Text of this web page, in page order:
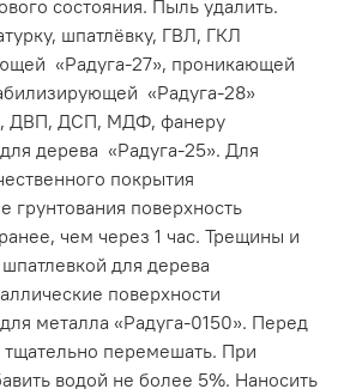
состояния. Пыль удалить.
шпатлёвку, ГВЛ, ГКЛ
«Радуга-27», проникающей
«Радуга-28»
ДВП, ДСП, МДФ, фанеру
дерева «Радуга-25». Для
покрытия
грунтования поверхность
чем через 1 час. Трещины и
для дерева
поверхности
металла «Радуга-0150». Перед
перемешать. При
водой не более 5%. Наносить